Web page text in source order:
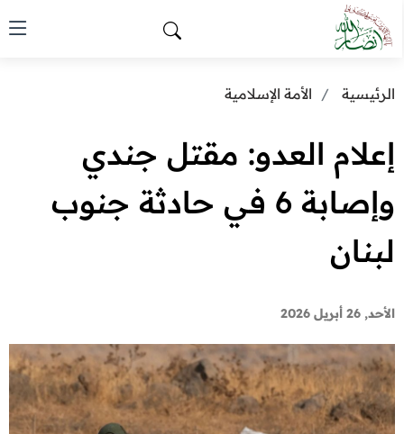
الرئيسية الأمة الإسلامية
إعلام العدو: مقتل جندي
وإصابة 6 في حادثة جنوب
لبنان
الأحد, 26 أبريل 2026